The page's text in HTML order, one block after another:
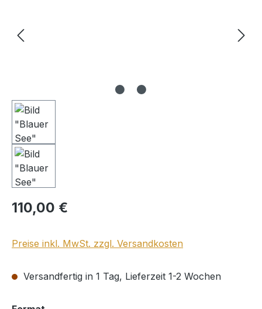
Regulärer Preis:
110,00 €
Preise inkl. MwSt. zzgl. Versandkosten
Versandfertig in 1 Tag, Lieferzeit 1-2 Wochen